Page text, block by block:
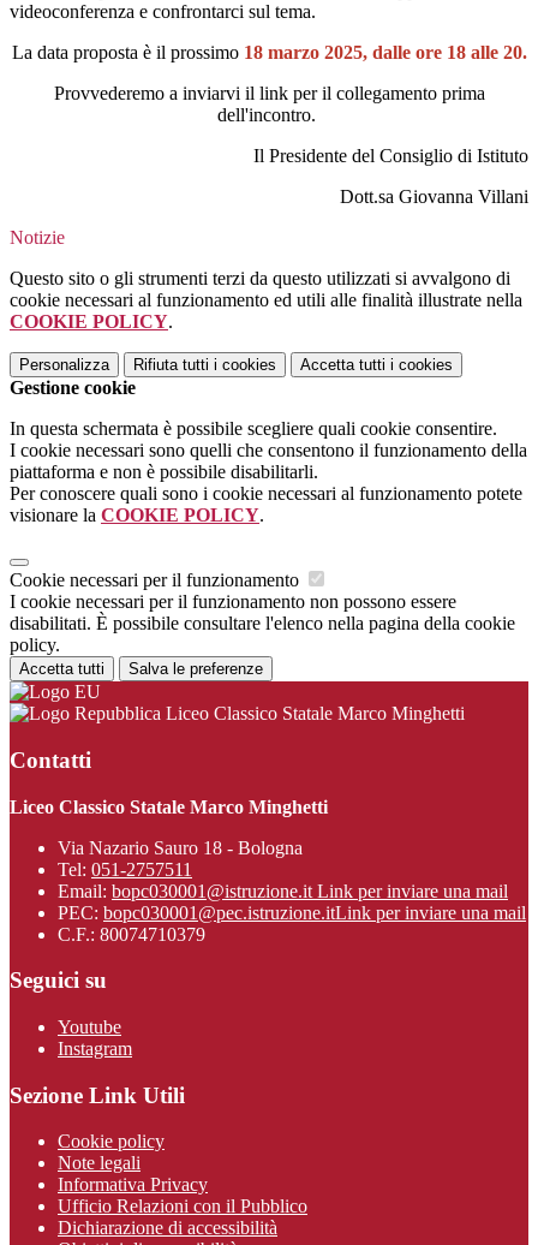
videoconferenza e confrontarci sul tema.
La data proposta è il prossimo 18 marzo 2025, dalle ore 18 alle 20.
Provvederemo a inviarvi il link per il collegamento prima
dell'incontro.
Il Presidente del Consiglio di Istituto
Dott.sa Giovanna Villani
Notizie
Questo sito o gli strumenti terzi da questo utilizzati si avvalgono di
cookie necessari al funzionamento ed utili alle finalità illustrate nella
COOKIE POLICY.
Personalizza Rifiuta tutti i cookies Accetta tutti i cookies
Gestione cookie
In questa schermata è possibile scegliere quali cookie consentire.
I cookie necessari sono quelli che consentono il funzionamento della
piattaforma e non è possibile disabilitarli.
Per conoscere quali sono i cookie necessari al funzionamento potete
visionare la COOKIE POLICY.
Cookie necessari per il funzionamento
I cookie necessari per il funzionamento non possono essere
disabilitati. È possibile consultare l'elenco nella pagina della cookie
policy.
Accetta tutti Salva le preferenze
Liceo Classico Statale Marco Minghetti
Contatti
Liceo Classico Statale Marco Minghetti
Via Nazario Sauro 18 - Bologna
Tel: 051-2757511
Email: bopc030001@istruzione.it Link per inviare una mail
PEC: bopc030001@pec.istruzione.itLink per inviare una mail
C.F.: 80074710379
Seguici su
Youtube
Instagram
Sezione Link Utili
Cookie policy
Note legali
Informativa Privacy
Ufficio Relazioni con il Pubblico
Dichiarazione di accessibilità